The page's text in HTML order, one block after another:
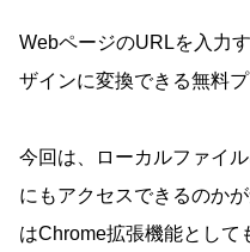
WebページのURLを入力
ザインに変換できる無料
今回は、ローカルファイ
にもアクセスできるのか
はChrome拡張機能として